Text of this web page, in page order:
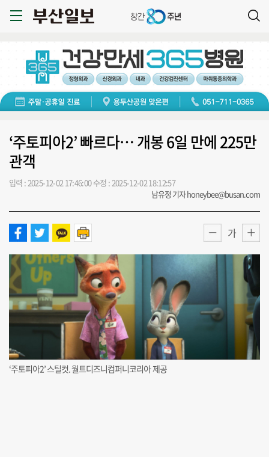
‘주토피아2’ 빠르다… 개봉 6일 만에 225만
관객
입력 : 2025-12-02 17:46:00수정 : 2025-12-02 18:12:57
남유정 기자 honeybee@busan.com
가
‘주토피아2’ 스틸컷. 월트디즈니컴퍼니코리아 제공